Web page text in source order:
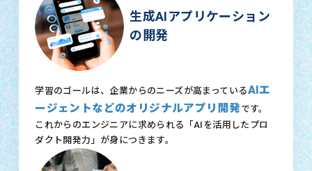
生成AIアプリケーション
の開発
学習のゴールは、企業からのニーズが高まっているAIエ
ージェントなどのオリジナルアプリ開発です。
これからのエンジニアに求められる「AIを活用したプロ
ダクト開発力」が身につきます。